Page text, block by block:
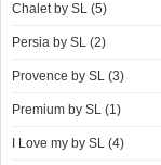
Chalet by SL (5)
Persia by SL (2)
Provence by SL (3)
Premium by SL (1)
I Love my by SL (4)